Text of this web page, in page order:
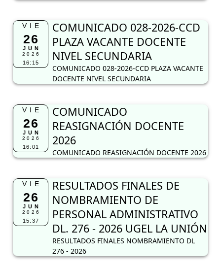
VIE
26
JUN
2026
16:15
COMUNICADO 028-2026-CCD
PLAZA VACANTE DOCENTE
NIVEL SECUNDARIA
COMUNICADO 028-2026-CCD PLAZA VACANTE
DOCENTE NIVEL SECUNDARIA
VIE
26
JUN
2026
16:01
COMUNICADO
REASIGNACIÓN DOCENTE
2026
COMUNICADO REASIGNACIÓN DOCENTE 2026
VIE
26
JUN
2026
15:37
RESULTADOS FINALES DE
NOMBRAMIENTO DE
PERSONAL ADMINISTRATIVO
DL. 276 - 2026 UGEL LA UNIÓN
RESULTADOS FINALES NOMBRAMIENTO DL
276 - 2026